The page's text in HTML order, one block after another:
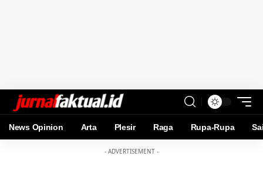
News Opinion Arta Plesir Raga Rupa-Rupa
- ADVERTISEMENT -